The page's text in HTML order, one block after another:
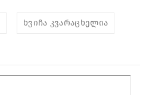
ხვიჩა კვარაცხელია